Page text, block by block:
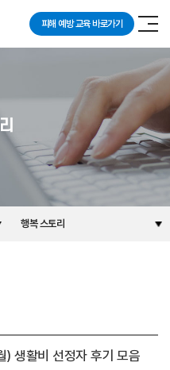
피해 예방 교육 바로가기
행복 스토리
생활비 선정자 후기 모음